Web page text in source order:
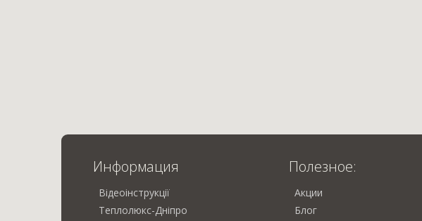
Информация
Відеоінструкції
Теплолюкс-Дніпро
Полезное:
Акции
Блог